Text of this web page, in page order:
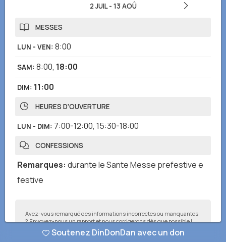
2 JUIL- 13 AOÛ
MESSES
LUN - VEN: 8:00
SAM: 8:00, 18:00
DIM: 11:00
HEURES D'OUVERTURE
LUN - DIM: 7:00-12:00, 15:30-18:00
CONFESSIONS
Remarques: durante le Sante Messe prefestive e
festive
Avez-vous remarqué des informations incorrectes ou manquantes
? Envoyez-nous un rapport et nous corrigerons dès que possible !
Soutenez DinDonDan avec un don